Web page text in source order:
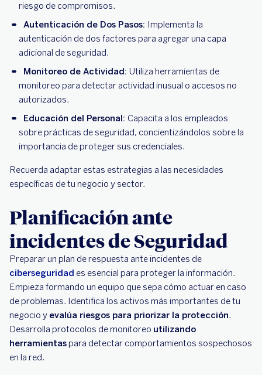
riesgo de compromisos.
Autenticación de Dos Pasos: Implementa la
autenticación de dos factores para agregar una capa
adicional de seguridad.
Monitoreo de Actividad: Utiliza herramientas de
monitoreo para detectar actividad inusual o accesos no
autorizados.
Educación del Personal: Capacita a los empleados
sobre prácticas de seguridad, concientizándolos sobre la
importancia de proteger sus credenciales.
Recuerda adaptar estas estrategias a las necesidades
específicas de tu negocio y sector.
Planificación ante
incidentes de Seguridad
Preparar un plan de respuesta ante incidentes de
ciberseguridad es esencial para proteger la información.
Empieza formando un equipo que sepa cómo actuar en caso
de problemas. Identifica los activos más importantes de tu
negocio y evalúa riesgos para priorizar la protección.
Desarrolla protocolos de monitoreo utilizando
herramientaspara detectar comportamientos sospechosos
en la red.